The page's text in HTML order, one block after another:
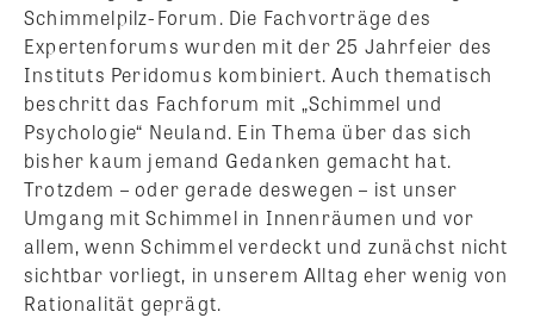
Schimmelpilz-Forum. Die Fachvorträge des
Expertenforums wurden mit der 25 Jahrfeier des
Instituts Peridomus kombiniert. Auch thematisch
beschritt das Fachforum mit „Schimmel und
Psychologie“ Neuland. Ein Thema über das sich
bisher kaum jemand Gedanken gemacht hat.
Trotzdem – oder gerade deswegen – ist unser
Umgang mit Schimmel in Innenräumen und vor
allem, wenn Schimmel verdeckt und zunächst nicht
sichtbar vorliegt, in unserem Alltag eher wenig von
Rationalität geprägt.